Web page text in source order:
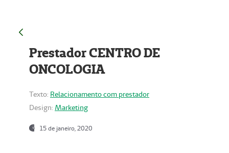
Prestador CENTRO DE
ONCOLOGIA
Texto: Relacionamento com prestador
Design: Marketing
15 de janeiro, 2020